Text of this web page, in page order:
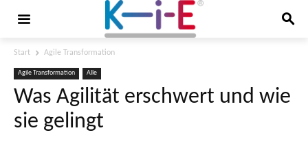
Start Agile Transformation
Agile Transformation Alle
Was Agilität erschwert und wie
sie gelingt